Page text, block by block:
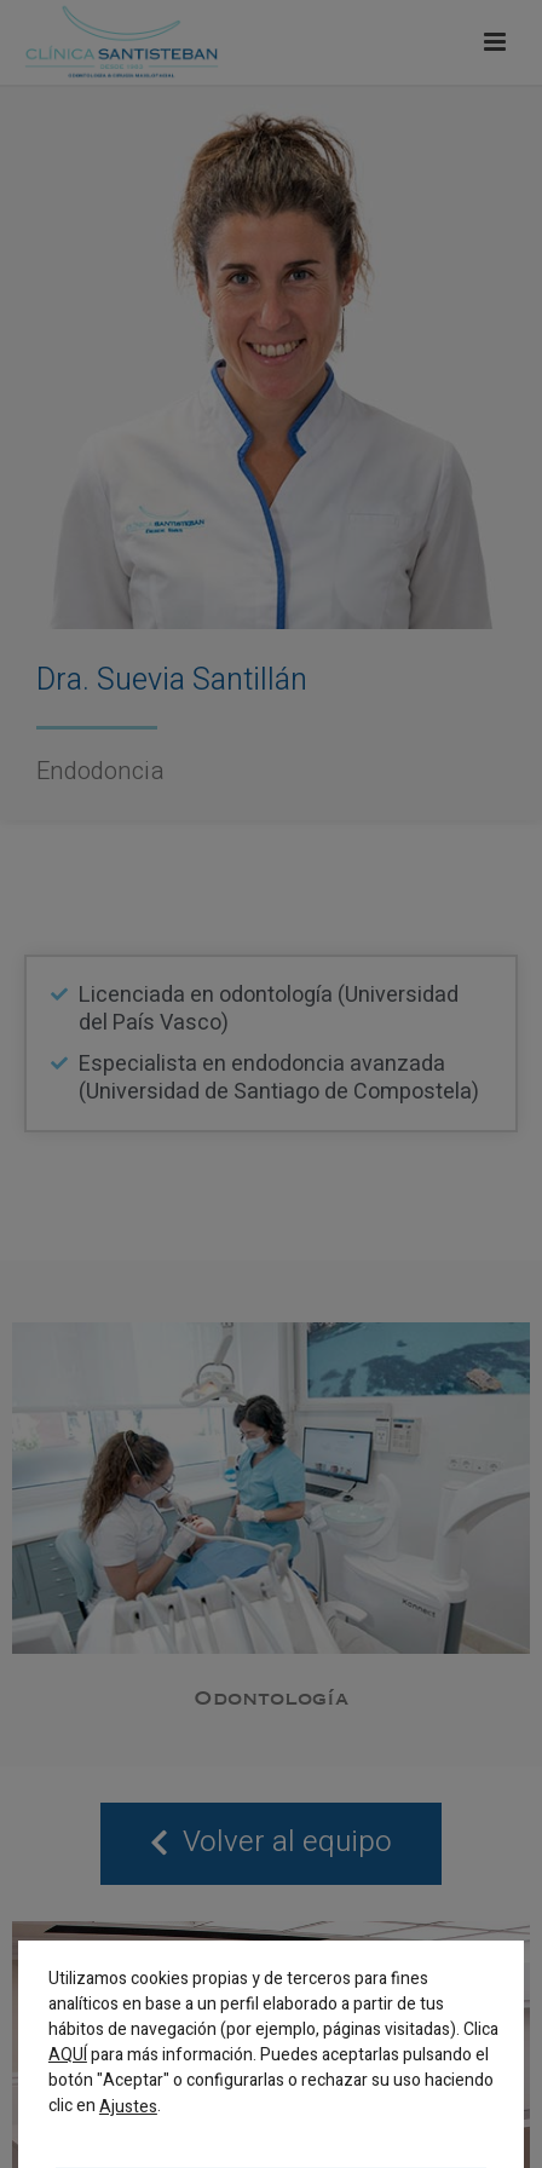
Dra. Suevia Santillán
Endodoncia
Licenciada en odontología (Universidad
del País Vasco)
Especialista en endodoncia avanzada
(Universidad de Santiago de Compostela)
Odontología
Volver al equipo
Utilizamos cookies propias y de terceros para fines
analíticos en base a un perfil elaborado a partir de tus
hábitos de navegación (por ejemplo, páginas visitadas). Clica
AQUÍpara más información. Puedes aceptarlas pulsando el
botón "Aceptar" o configurarlas o rechazar su uso haciendo
clic enAjustes.